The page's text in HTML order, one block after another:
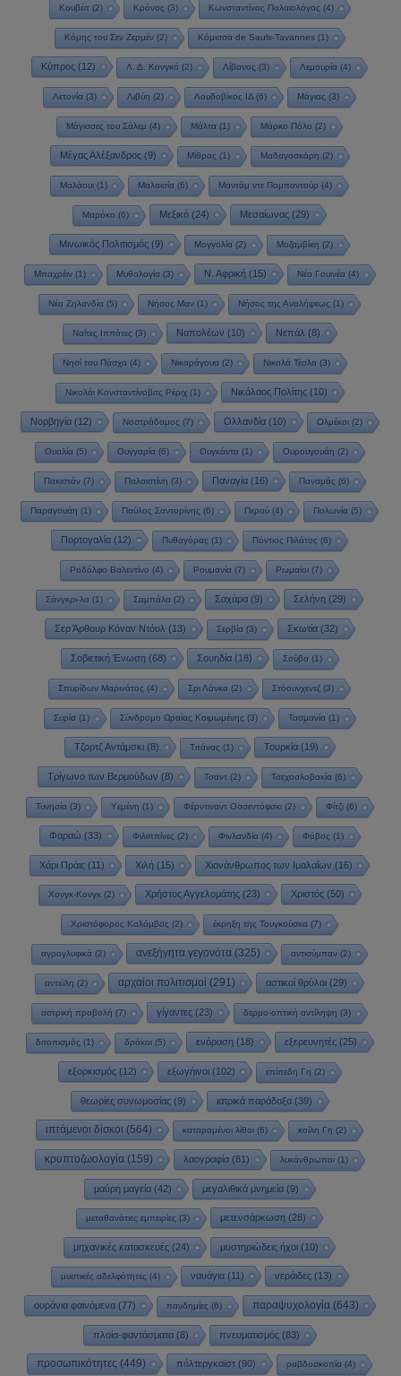
Κουβέιτ(2) Κρόνος (3) Κωνσταντίνος Παλαιολόγος (4)
Κόμης του Σεν Ζερμέν(2) Κόμισσα de Saulx-Tavannes(1)
Κύπρος (12) Λ. Δ. Κονγκό (2) Λίβανος (3) Λεμουρία (4)
Λετονία (3) Λιβύη (2) Λουδοβίκος ΙΔ (6) Μάγιας (3)
Μάγισσες του Σάλεμ (4) Μάλτα (1) Μάρκο Πόλο (2)
Μέγας Αλέξανδρος(9) Μίθρας (1) Μαδαγασκάρη (2)
Μαλάουι (1) Μαλαισία (6) Μαντάμ ντε Πομπαντούρ (4)
Μαρόκο (6) Μεξικό (24) Μεσαίωνας (29)
Μινωικός Πολιτισμός (9) Μογγολία (2) Μοζαμβίκη (2)
Μπαχρέιν(1) Μυθολογία(3) Ν. Αφρική(15) Νέα Γουινέα(4)
Νέα Ζηλανδία (5) Νήσος Μαν (1) Νήσος της Αναλήψεως (1)
Ναΐτες Ιππότες (3) Ναπολέων (10) Νεπάλ (8)
Νησί του Πάσχα(4) Νικαράγουα(2) Νικολά Τέσλα(3)
Νικολάι Κονσταντίνοβιτς Ρέριχ(1) Νικόλαος Πολίτης(10)
Νορβηγία(12) Νοστράδαμος (7) Ολλανδία(10) Ολμέκοι(2)
Ουαλία(5) Ουγγαρία(6) Ουγκάντα(1) Ουρουγουάη (2)
Πακιστάν(7) Παλαιστίνη (3) Παναγία(16) Παναμάς (6)
Παραγουάη (1) Παύλος Σαντορίνης (6) Περού (4) Πολωνία (5)
Πορτογαλία (12) Πυθαγόρας (1) Πόντιος Πιλάτος (6)
Ροδόλφο Βαλεντίνο (4) Ρουμανία (7) Ρωμαίοι (7)
Σάνγκρι-λα (1) Σαμπάλα (2) Σαχάρα (9) Σελήνη (29)
Σερ Άρθουρ Κόναν Ντόυλ (13) Σερβία(3) Σκωτία(32)
Σοβιετική Ένωση(68) Σουηδία(18) Σούβα(1)
Σπυρίδων Μαρινάτος (4) Σρι Λάνκα (2) Στόουνχεντζ (3)
Συρία(1) Σύνδρομο Ωραίας Κοιμωμένης (3) Τασμανία(1)
Τζορτζ Αντάμσκι(8) Τιτάνας (1) Τουρκία(19)
Τρίγωνο των Βερμούδων (8) Τσαντ(2) Τσεχοσλοβακία(6)
Τυνησία(3) Υεμένη (1) Φέρντιναντ Οσσεντόφσκι(2) Φίτζι(6)
Φαραώ (33) Φιλιππίνες (2) Φινλανδία(4) Φόβος (1)
Χάρι Πράις (11) Χιλή (15) Χιονάνθρωπος των Ιμαλαΐων (16)
Χονγκ-Κονγκ(2) Χρήστος Αγγελομάτης(23) Χριστός(50)
Χριστόφορος Κολόμβος (2) έκρηξη της Τουγκούσκα (7)
αγρογλυφικά (2) ανεξήγητα γεγονότα (325) αντισύμπαν (2)
αντιύλη (2) αρχαίοι πολιτισμοί (291) αστικοί θρύλοι (29)
αστρική προβολή (7) γίγαντες (23) δερμο-οπτική αντίληψη (3)
διτοπισμός (1) δράκοι(5) ενόραση(18) εξερευνητές(25)
εξορκισμός(12) εξωγήινοι(102) επίπεδη Γη (2)
θεωρίες συνωμοσίας(9) ιατρικά παράδοξα(39)
ιπτάμενοι δίσκοι (564) καταραμένοι λίθοι (6) κοίλη Γη (2)
κρυπτοζωολογία(159) λαογραφία(81) λυκάνθρωποι(1)
μαύρη μαγεία(42) μεγαλιθικά μνημεία(9)
μεταθανάτιες εμπειρίες (3) μετενσάρκωση (28)
μηχανικές κατασκευές (24) μυστηριώδεις ήχοι (10)
μυστικές αδελφότητες (4) ναυάγια(11) νεράιδες(13)
ουράνια φαινόμενα(77) πανδημίες (6) παραψυχολογία(643)
πλοία-φαντάσματα(8) πνευματισμός(83)
προσωπικότητες (449) πόλτεργκαϊστ(90) ραβδοσκοπία (4)